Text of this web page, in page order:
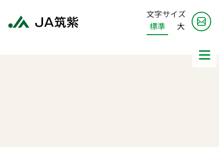
文字サイズ
標準
大